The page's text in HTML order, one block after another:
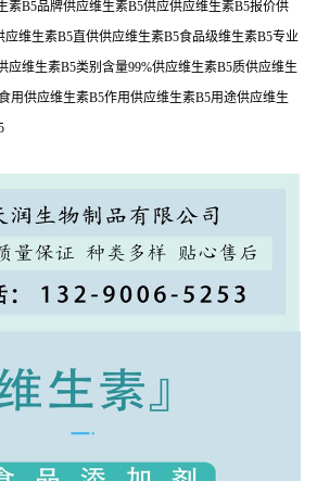
素B5品牌供应维生素B5供应供应维生素B5报价供
应维生素B5直供供应维生素B5食品级维生素B5专业
应维生素B5类别含量99%供应维生素B5质供应维生
用供应维生素B5作用供应维生素B5用途供应维生